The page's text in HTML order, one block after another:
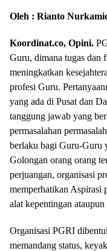
Oleh : Rianto
Koordinat.co, Opini.
Guru, dimana tugas dan
meningkatkan
profesi Guru.
yang ada di Pusat dan
tanggung jawab yang
permasalahan
berlaku bagi Guru-Guru
Golongan orang orang
perjuangan, organisasi
memperhatikan Aspirasi
alat kepentingan
Organisasi PGRI
memandang status,